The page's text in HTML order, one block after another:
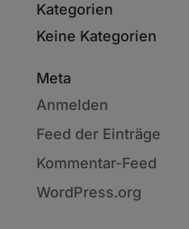
Kategorien
Keine Kategorien
Meta
Anmelden
Feed der Einträge
Kommentar-Feed
WordPress.org